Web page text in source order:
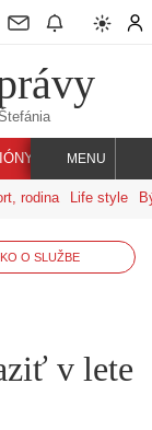
INDEX SVET
MENU
rodina Life style
O SLUŽBE
v lete